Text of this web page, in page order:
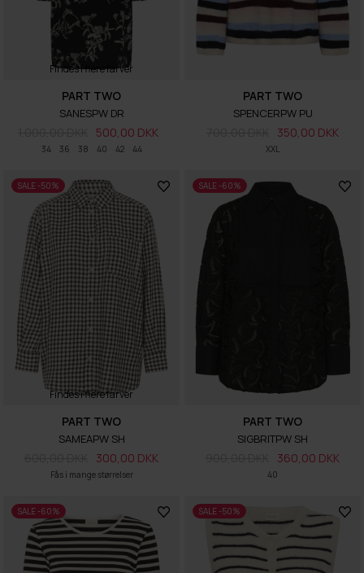
Findes i flere farver
34 36 38 40 42 44
PART TWO
SANESPW DR
500,00 DKK
XXL
PART TWO
SPENCERPW PU
350,00 DKK
SALE -50%
Findes i flere farver
Fås i mange størrelser
PART TWO
SAMEAPW SH
300,00 DKK
SALE -60%
40
PART TWO
SIGBRITPW SH
360,00 DKK
SALE -60% SALE -50%